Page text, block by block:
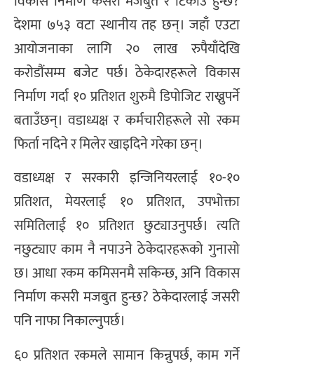
देशमा ७५३ वटा स्थानीय तह छन्। जहाँ एउटा
आयोजनाका लागि २० लाख रुपैयाँदेखि
करोडौंसम्म बजेट पर्छ। ठेकेदारहरूले विकास
निर्माण गर्दा १० प्रतिशत शुरुमै डिपोजिट राख्नुपर्ने
बताउँछन्। वडाध्यक्ष र कर्मचारीहरूले सो रकम
फिर्ता नदिने र मिलेर खाइदिने गरेका छन्।
वडाध्यक्ष र सरकारी इन्जिनियरलाई १०-१०
प्रतिशत, मेयरलाई १० प्रतिशत, उपभोक्ता
समितिलाई १० प्रतिशत छुट्याउनुपर्छ। त्यति
नछुट्याए काम नै नपाउने ठेकेदारहरूको गुनासो
छ। आधा रकम कमिसनमै सकिन्छ, अनि विकास
निर्माण कसरी मजबुत हुन्छ? ठेकेदारलाई जसरी
पनि नाफा निकाल्नुपर्छ।
६० प्रतिशत रकमले सामान किन्नुपर्छ, काम गर्ने